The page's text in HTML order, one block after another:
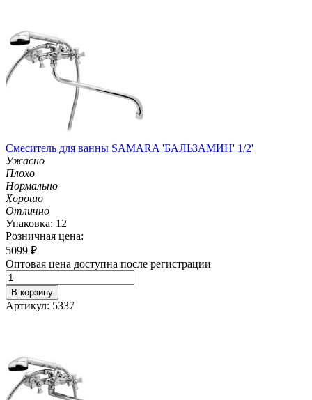
Смеситель для ванны SAMARA 'БАЛЬЗАМИН' 1/2'
Ужасно
Плохо
Нормально
Хорошо
Отлично
Упаковка: 12
Розничная цена:
5099 ₽
Оптовая цена доступна после регистрации
В корзину
Артикул: 5337